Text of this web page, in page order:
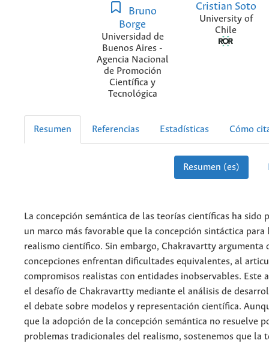
Bruno
Borge
Universidad de
Buenos Aires -
Agencia Nacional
de Promoción
Científica y
Tecnológica
Cristian Soto
University of
Chile
Resumen Referencias Estadísticas Cómo
Resumen (es)
La concepción semántica de las teorías científicas ha sido
un marco más favorable que la concepción sintáctica para
realismo científico. Sin embargo, Chakravartty argumenta
concepciones enfrentan dificultades equivalentes, al
compromisos realistas con entidades inobservables. Este
el desafío de Chakravartty mediante el análisis de
el debate sobre modelos y representación científica.
que la adopción de la concepción semántica no resuelve
problemas tradicionales del realismo, sostenemos que la